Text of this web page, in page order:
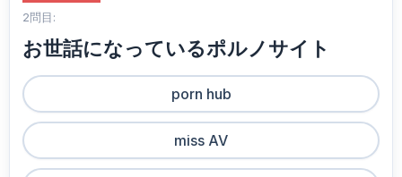
2問目:
お世話になっているポルノサイト
porn hub
miss AV